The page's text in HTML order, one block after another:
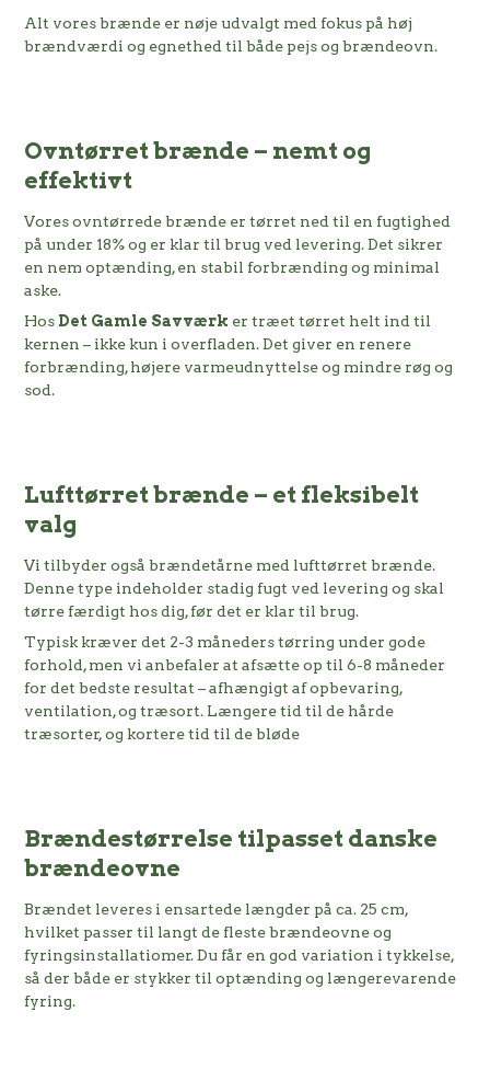
Alt vores brænde er nøje udvalgt med fokus på høj
brændværdi og egnethed til både pejs og brændeovn.
Ovntørret brænde – nemt og
effektivt
Vores ovntørrede brænde er tørret ned til en fugtighed
på under 18% og er klar til brug ved levering. Det sikrer
en nem optænding, en stabil forbrænding og minimal
aske.
Hos Det Gamle Savværk er træet tørret helt ind til
kernen – ikke kun i overfladen. Det giver en renere
forbrænding, højere varmeudnyttelse og mindre røg og
sod.
Lufttørret brænde – et fleksibelt
valg
Vi tilbyder også brændetårne med lufttørret brænde.
Denne type indeholder stadig fugt ved levering og skal
tørre færdigt hos dig, før det er klar til brug.
Typisk kræver det 2-3 måneders tørring under gode
forhold, men vi anbefaler at afsætte op til 6-8 måneder
for det bedste resultat – afhængigt af opbevaring,
ventilation, og træsort. Længere tid til de hårde
træsorter, og kortere tid til de bløde
Brændestørrelse tilpasset danske
brændeovne
Brændet leveres i ensartede længder på ca. 25 cm,
hvilket passer til langt de fleste brændeovne og
fyringsinstallatiomer. Du får en god variation i tykkelse,
så der både er stykker til optænding og længerevarende
fyring.